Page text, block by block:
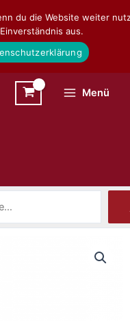
Menü
du die Website weiter
aus.